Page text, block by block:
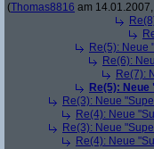
(Thomas8816 am
Re(5): Neue
Re(6):
Re(7):
Re(5):
Re(3): Neue
Re(4): Neue
Re(3): Neue
Re(4): Neue